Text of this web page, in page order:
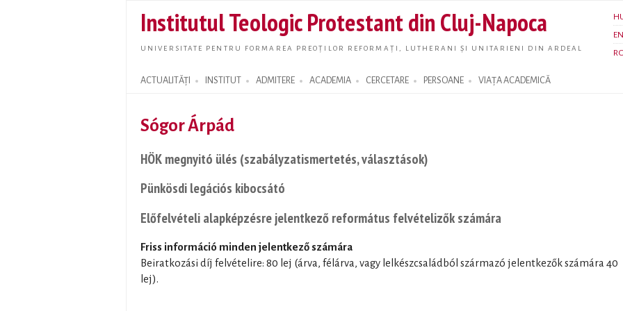
main
content
Institutul Teologic Protestant din Cluj-Napoca
UNIVERSITATE PENTRU FORMAREA PREOȚILOR REFORMAȚI, LUTHERANI ȘI UNITARIENI DIN ARDEAL
EN
ACTUALITĂȚI INSTITUT ADMITERE ACADEMIA CERCETARE PERSOANE VIAȚA ACADEMICĂ
Search form
Sógor Árpád
HÖK megnyitó ülés (szabályzatismertetés, választások)
Pünkösdi legációs kibocsátó
Előfelvételi alapképzésre jelentkező református felvételizők számára
Friss információ minden jelentkező számára
Beiratkozási díj felvételire: 80 lej (árva, félárva, vagy lelkészcsaládból származó jelentkezők számára 40
lej).